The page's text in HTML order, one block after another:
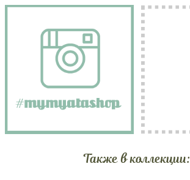
Также в коллекции: